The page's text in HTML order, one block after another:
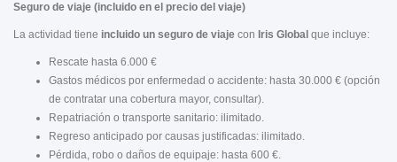
Seguro de viaje (incluido en el precio del viaje)
La actividad tiene incluido un seguro de viaje con Iris Global que incluye:
Rescate hasta 6.000 €
Gastos médicos por enfermedad o accidente: hasta 30.000 € (opción
de contratar una cobertura mayor, consultar).
Repatriación o transporte sanitario: ilimitado.
Regreso anticipado por causas justificadas: ilimitado.
Pérdida, robo o daños de equipaje: hasta 600 €.